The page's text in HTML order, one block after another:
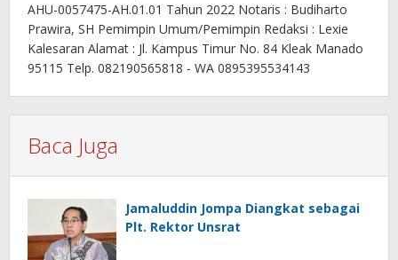
AHU-0057475-AH.01.01 Tahun 2022 Notaris : Budiharto
Prawira, SH Pemimpin Umum/Pemimpin Redaksi : Lexie
Kalesaran Alamat : Jl. Kampus Timur No. 84 Kleak Manado
95115 Telp. 082190565818 - WA 0895395534143
Baca Juga
Jamaluddin Jompa Diangkat sebagai
Plt. Rektor Unsrat